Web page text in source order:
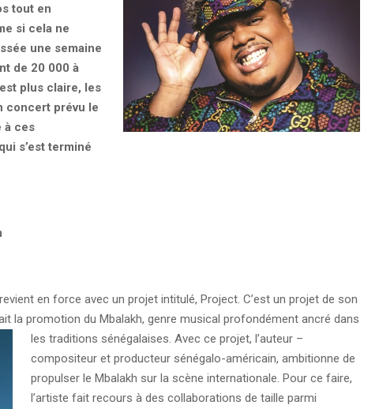
tout en
si cela ne
une semaine
de 20 000 à
plus claire, les
concert prévu le
à ces
s’est terminé
en force avec un projet intitulé, Project. C’est un projet de son
la promotion du Mbalakh, genre musical profondément ancré dans
les traditions sénégalaises. Avec ce projet, l’auteur –
compositeur et producteur sénégalo-américain, ambitionne de
propulser le Mbalakh sur la scène internationale. Pour ce faire,
l’artiste fait recours à des collaborations de taille parmi